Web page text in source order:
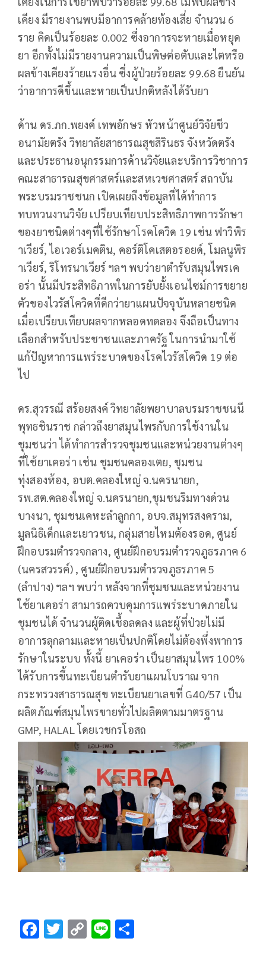
เคียง มีรายงานพบมีอาการคล้ายท้องเสี่ย จำนวน 6
ราย คิดเป็นร้อยละ 0.002 ซึ่งอาการจะหายเมื่อหยุด
ยา อีกทั้งไม่มีรายงานความเป็นพิษต่อตับและไตหรือ
ผลข้างเคียงร้ายแรงอื่น ซึ่งผู้ป่วยร้อยละ 99.68 ยืนยัน
ว่าอาการดีขึ้นและหายเป็นปกติหลังได้รับยา
ด้าน ดร.ภก.พยงค์ เทพอักษร หัวหน้าศูนย์วิจัยชีว
อนามัยตรัง วิทยาลัยสาธารณสุขสิรินธร จังหวัดตรัง
และประธานอนุกรรมการด้านวิจัยและบริการวิชาการ
คณะสาธารณสุขศาสตร์และสหเวชศาสตร์ สถาบัน
พระบรมราชชนก เปิดเผยถึงข้อมูลที่ได้ทำการ
ทบทวนงานวิจัย เปรียบเทียบประสิทธิภาพการรักษา
ของยาชนิดต่างๆที่ใช้รักษาโรคโควิด 19 เช่น ฟาวิพิร
าเวียร์, ไอเวอร์เมคติน, คอร์ติโคเสตอรอยด์, โมลนูพิร
าเวียร์, ริโทรนาเวียร์ ฯลฯ พบว่ายาตำรับสมุนไพรเค
อร่า นั้นมีประสิทธิภาพในการยับยั้งเอนไซม์การขยาย
ตัวของไวรัสโควิดที่ดีกว่ายาแผนปัจจุบันหลายชนิด
เมื่อเปรียบเทียบผลจากหลอดทดลอง จึงถือเป็นทาง
เลือกสำหรับประชาชนและภาครัฐ ในการนำมาใช้
แก้ปัญหาการแพร่ระบาดของโรคไวรัสโควิด 19 ต่อ
ไป
ดร.สุวรรณี สร้อยสงค์ วิทยาลัยพยาบาลบรมราชชนนี
พุทธชินราช กล่าวถึงยาสมุนไพรกับการใช้งานใน
ชุมชนว่า ได้ทำการสำรวจชุมชนและหน่วยงานต่างๆ
ที่ใช้ยาเคอร่า เช่น ชุมชนคลองเตย, ชุมชน
ทุ่งสองห้อง, อบต.คลองใหญ่ จ.นครนายก,
รพ.สต.คลองใหญ่ จ.นครนายก,ชุมชนริมทางด่วน
บางนา, ชุมชนเคหะลำลูกกา, อบจ.สมุทรสงคราม,
มูลนิธิเด็กและเยาวชน, กลุ่มสายไหมต้องรอด, ศูนย์
ฝึกอบรมตำรวจกลาง, ศูนย์ฝึกอบรมตำรวจภูธรภาค 6
(นครสวรรค์) , ศูนย์ฝึกอบรมตำรวจภูธรภาค 5
(ลำปาง) ฯลฯ พบว่า หลังจากที่ชุมชนและหน่วยงาน
ใช้ยาเคอร่า สามารถควบคุมการแพร่ระบาดภายใน
ชุมชนได้ จำนวนผู้ติดเชื้อลดลง และผู้ที่ป่วยไม่มี
อาการลุกลามและหายเป็นปกติโดยไม่ต้องพึ่งพาการ
รักษาในระบบ ทั้งนี้ ยาเคอร่า เป็นยาสมุนไพร 100%
ได้รับการขึ้นทะเบียนตำรับยาแผนโบราณ จาก
กระทรวงสาธารณสุข ทะเบียนยาเลขที่ G40/57 เป็น
ผลิตภัณฑ์สมุนไพรขายทั่วไปผลิตตามมาตรฐาน
GMP, HALAL โดยเวชกรโอสถ
F T C Li